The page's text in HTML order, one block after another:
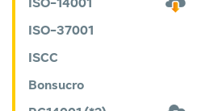
ISO-14001
ISO-37001
ISCC
Bonsucro